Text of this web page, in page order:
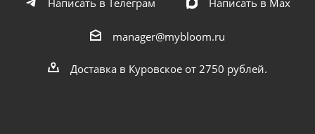
manager@mybloom.ru
Доставка в Куровское от 2750 рублей.